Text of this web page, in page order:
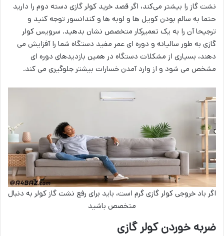
نشت گاز را بیشتر می‌کند، اگر قصد خرید کولر گازی دسته دوم را دارید
حتما به سالم بودن کویل ها و لوبه ها و کندانسور توجه کنید و
ترجیحا آن را به یک تعمیرکار متخصص نشان بدهید. سرویس کولر
گازی به طور سالیانه و دوره ای عمر مفید دستگاه شما را آفزایش می
دهند، بسیاری از مشکلات دستگاه در همین بازدیدهای دوره ای
مشخص می شود و از وارد آمدن خسارات بیشتر جلوگیری می کند.
اگر باد خروجی کولر گازی گرم است، باید برای رفع نشت گاز کولر به دنبال
متخصص باشید
ضربه خوردن کولر گازی